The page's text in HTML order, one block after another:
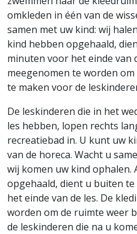
omkleden in één van de
samen met uw kind: wij
kind hebben opgehaald,
minuten voor het einde van
meegenomen te worden
te maken voor de
De leskinderen die in het
les hebben, lopen rechts
recreatiebad in. U kunt uw
van de horeca. Wacht u
wij komen uw kind ophalen.
opgehaald, dient u buiten
het einde van de les. De
worden om de ruimte weer
de leskinderen die na u